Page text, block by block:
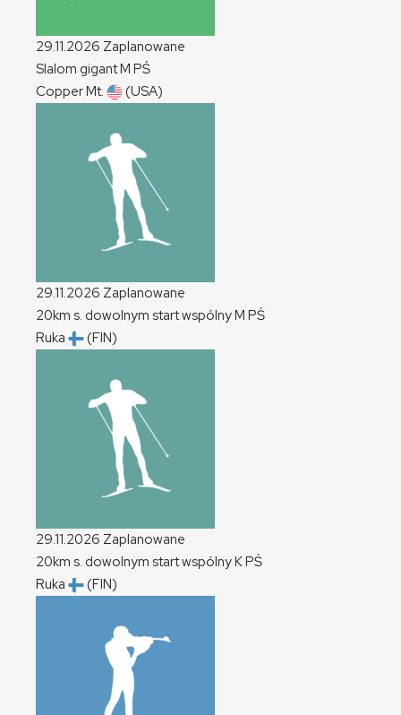
29.11.2026 Zaplanowane
Slalom gigantM PŚ
Copper Mt.
(USA)
29.11.2026 Zaplanowane
20km s. dowolnym start wspólnyM PŚ
Ruka
(FIN)
29.11.2026 Zaplanowane
20km s. dowolnym start wspólnyKPŚ
Ruka
(FIN)